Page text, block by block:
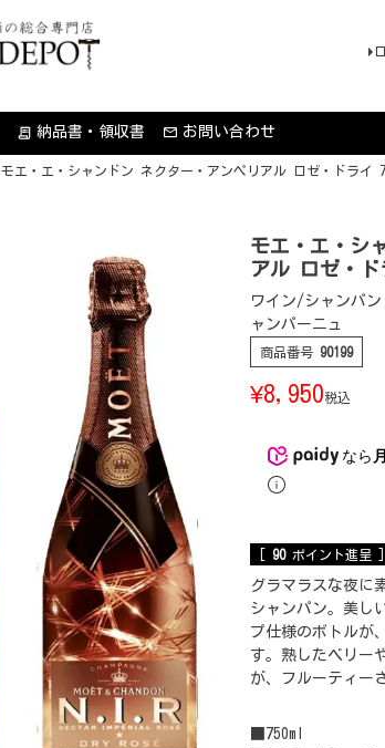
receipt_long 納品書・領収書 お問い合わせ
モエ・エ・シャンドン ネクター・アンペリアル ロゼ・ドライ
モエ・エ・シ
アル ロゼ・ド
ワイン/シャンパ
ャンパーニュ
商品番号 90199
¥8,950税込
なら
90 ポイント進呈 ]
グラマラスな夜に
シャンパン。美し
プ仕様のボトルが
す。熟したベリー
が、フルーティー
■750ml